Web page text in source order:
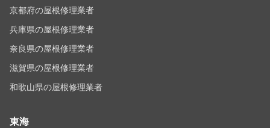
京都府の屋根修理業者
兵庫県の屋根修理業者
奈良県の屋根修理業者
滋賀県の屋根修理業者
和歌山県の屋根修理業者
東海